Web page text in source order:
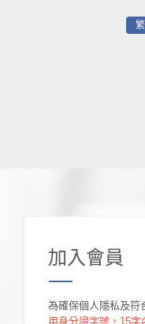
加入會員
為確保個人隱私及符
用身分證字號，15